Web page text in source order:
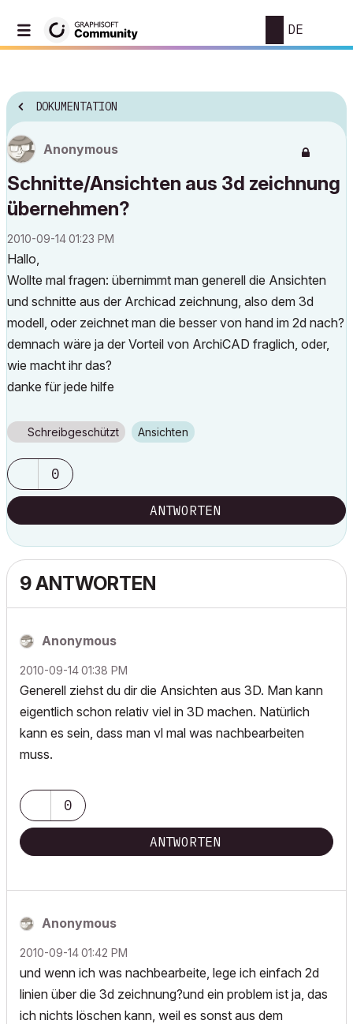
DE
DOKUMENTATION
Anonymous
Schnitte/Ansichten aus 3d zeichnung
übernehmen?
‎2010-09-1401:23 PM
Hallo,
Wollte mal fragen: übernimmt man generell die Ansichten
und schnitte aus der Archicad zeichnung, also dem 3d
modell, oder zeichnet man die besser von hand im 2d nach?
demnach wäre ja der Vorteil von ArchiCAD fraglich, oder,
wie macht ihr das?
danke für jede hilfe
Schreibgeschützt Ansichten
0
ANTWORTEN
9 ANTWORTEN
Anonymous
‎2010-09-1401:38 PM
Generell ziehst du dir die Ansichten aus 3D. Man kann
eigentlich schon relativ viel in 3D machen. Natürlich
kann es sein, dass man vl mal was nachbearbeiten
muss.
0
ANTWORTEN
Anonymous
‎2010-09-1401:42 PM
und wenn ich was nachbearbeite, lege ich einfach 2d
linien über die 3d zeichnung?und ein problem ist ja, das
ich nichts löschen kann, weil es sonst aus dem